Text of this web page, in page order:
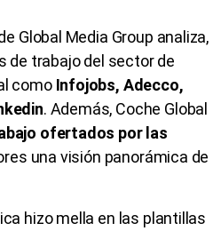
Global Media Group analiza,
de trabajo del sector de
como Infojobs, Adecco,
. Además, Coche Global
ofertados por las
una visión panorámica de
hizo mella en las plantillas